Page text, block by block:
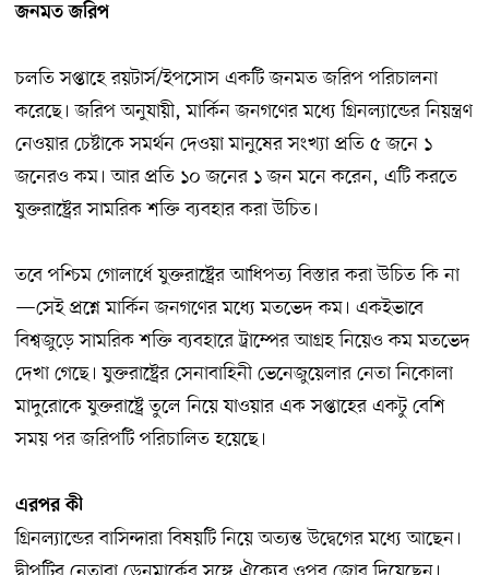
জনমত জরিপ
চলতি সপ্তাহে রয়টার্স/ইপসোস একটি জনমত জরিপ পরিচালনা
করেছে। জরিপ অনুযায়ী, মার্কিন জনগণের মধ্যে গ্রিনল্যান্ডের নিয়ন্ত্রণ
নেওয়ার চেষ্টাকে সমর্থন দেওয়া মানুষের সংখ্যা প্রতি ৫ জনে ১
জনেরও কম। আর প্রতি ১০ জনের ১ জন মনে করেন, এটি করতে
যুক্তরাষ্ট্রের সামরিক শক্তি ব্যবহার করা উচিত।
তবে পশ্চিম গোলার্ধে যুক্তরাষ্ট্রের আধিপত্য বিস্তার করা উচিত কি না
—সেই প্রশ্নে মার্কিন জনগণের মধ্যে মতভেদ কম। একইভাবে
বিশ্বজুড়ে সামরিক শক্তি ব্যবহারে ট্রাম্পের আগ্রহ নিয়েও কম মতভেদ
দেখা গেছে। যুক্তরাষ্ট্রের সেনাবাহিনী ভেনেজুয়েলার নেতা নিকোলা
মাদুরোকে যুক্তরাষ্ট্রে তুলে নিয়ে যাওয়ার এক সপ্তাহের একটু বেশি
সময় পর জরিপটি পরিচালিত হয়েছে।
এরপর কী
গ্রিনল্যান্ডের বাসিন্দারা বিষয়টি নিয়ে অত্যন্ত উদ্বেগের মধ্যে আছেন।